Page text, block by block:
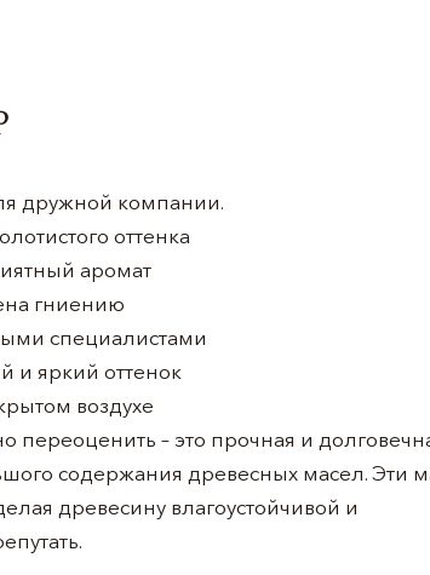
дружной компании.
оттенка
аромат
гниению
специалистами
и яркий оттенок
воздухе
переоценить – это прочная и
содержания древесных масел. Эти
древесину влагоустойчивой и